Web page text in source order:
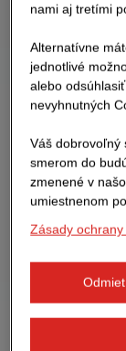
nami aj tretími
Alternatívne
jednotlivé
alebo
nevyhnutných
Váš dobrovoľný
smerom do
zmenené v
umiestnenom
Zásady